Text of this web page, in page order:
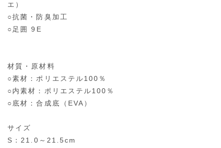
エ）
○抗菌・防臭加工
○足囲 9E
材質・原材料
○素材：ポリエステル100％
○内素材：ポリエステル100％
○底材：合成底（EVA）
サイズ
S：21.0～21.5cm